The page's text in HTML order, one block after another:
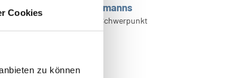
Cookies
zu können
Dr. med. Cornelia Jonkmanns
Fachärztin für Radiologie, Schwerpunkt
Neuroradiologie